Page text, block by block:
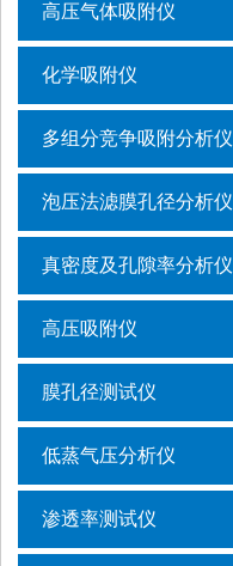
高压气体吸附仪
化学吸附仪
多组分竞争吸附分析仪
泡压法滤膜孔径分析仪
真密度及孔隙率分析仪
高压吸附仪
膜孔径测试仪
低蒸气压分析仪
渗透率测试仪